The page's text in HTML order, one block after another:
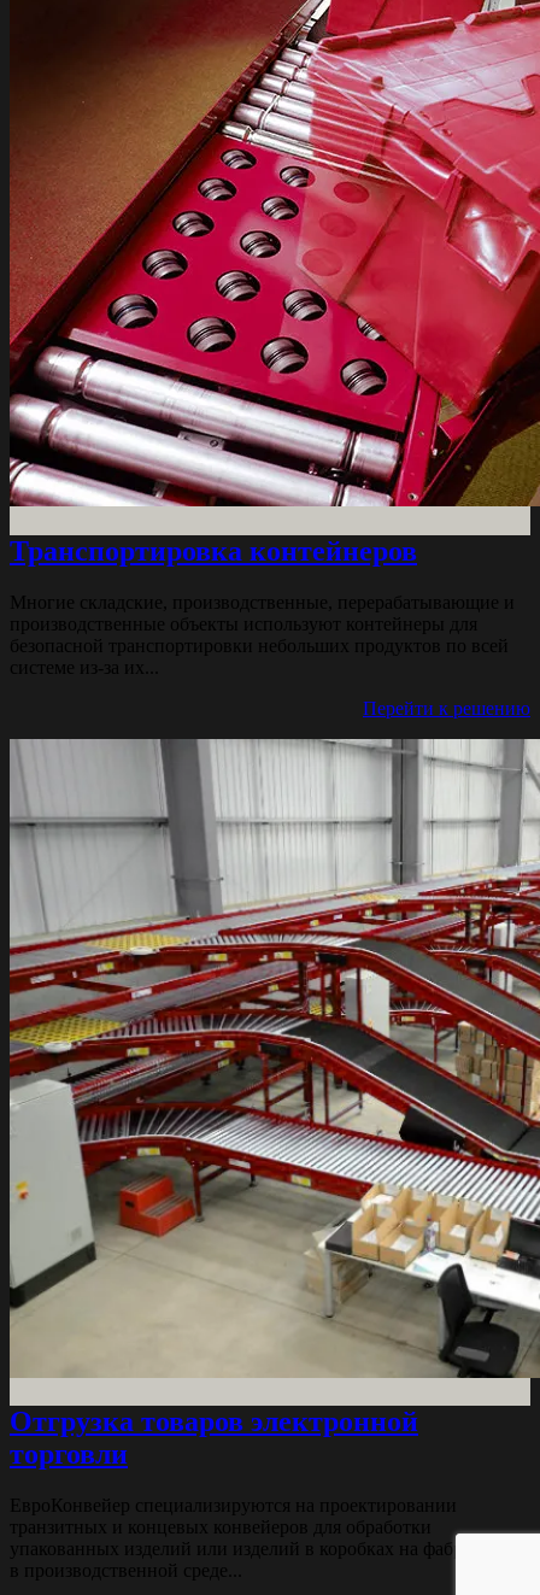
Транспортировка контейнеров
Многие складские, производственные, перерабатывающие и
производственные объекты используют контейнеры для
безопасной транспортировки небольших продуктов по всей
системе из-за их...
Перейти к решению
Отгрузка товаров электронной
торговли
ЕвроКонвейер специализируются на проектировании
транзитных и концевых конвейеров для обработки
упакованных изделий или изделий в коробках на фабрике или
в производственной среде...